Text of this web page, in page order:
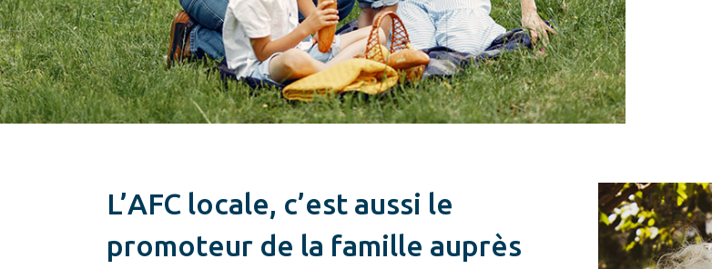
L’AFC locale, c’est aussi le
promoteur de la famille auprès